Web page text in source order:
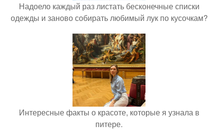
Надоело каждый раз листать бесконечные списки
одежды и заново собирать любимый лук по кусочкам?
Интересные факты о красоте, которые я узнала в
питере.